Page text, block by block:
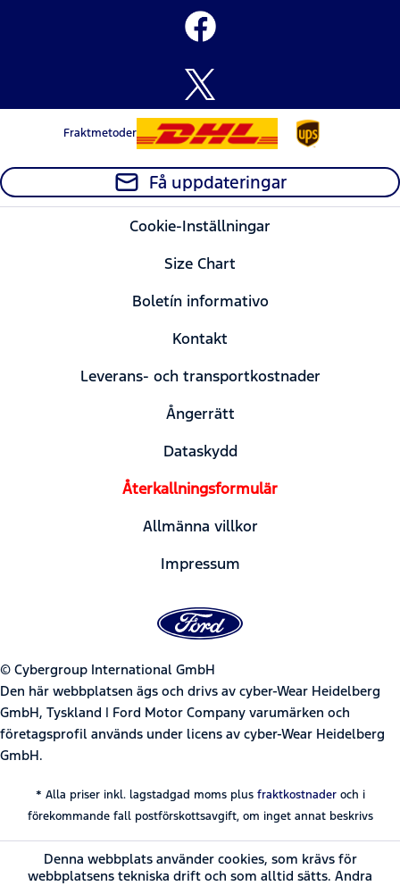
Fraktmetoder
Få uppdateringar
Cookie-Inställningar
Size Chart
Boletín informativo
Kontakt
Leverans- och transportkostnader
Ångerrätt
Dataskydd
Återkallningsformulär
Allmänna villkor
Impressum
© Cybergroup International GmbH
Den här webbplatsen ägs och drivs av cyber-Wear Heidelberg
GmbH, Tyskland | Ford Motor Company varumärken och
företagsprofil används under licens av cyber-Wear Heidelberg
GmbH.
* Alla priser inkl. lagstadgad moms plus fraktkostnaderoch i
förekommande fall postförskottsavgift, om inget annat beskrivs
Denna webbplats använder cookies, som krävs för
webbplatsens tekniska drift och som alltid sätts. Andra